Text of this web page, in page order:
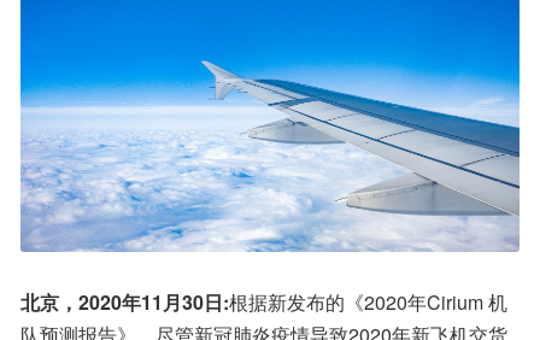
北京，2020年11月30日:根据新发布的《2020年Cirium 机
队预测报告》，尽管新冠肺炎疫情导致2020年新飞机交货